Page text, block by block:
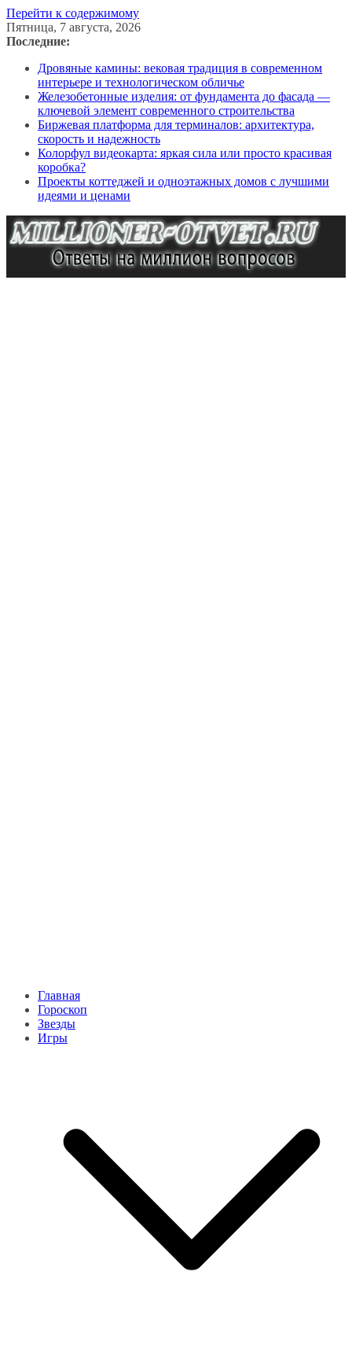
Перейти к содержимому
Пятница, 7 августа, 2026
Последние:
Дровяные камины: вековая традиция в современном
интерьере и технологическом обличье
Железобетонные изделия: от фундамента до фасада —
ключевой элемент современного строительства
Биржевая платформа для терминалов: архитектура,
скорость и надежность
Колорфул видеокарта: яркая сила или просто красивая
коробка?
Проекты коттеджей и одноэтажных домов с лучшими
идеями и ценами
Главная
Гороскоп
Звезды
Игры